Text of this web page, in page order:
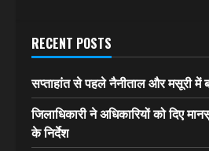
RECENT POSTS
सप्ताहांत से पहले नैनीताल और मसूरी में
जिलाधिकारी ने अधिकारियों को दिए
के निर्देश